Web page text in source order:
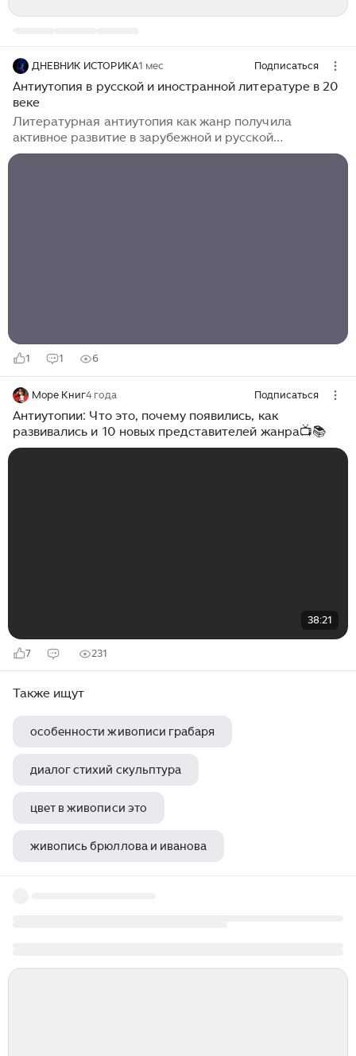
ДНЕВНИК ИСТОРИКА1 мес Подписаться
Антиутопия в русской и иностранной литературе в 20
веке
Литературная антиутопия как жанр получила
активное развитие в зарубежной и русской
литературе ХХ века. Это связано с изменениями
1 1 6
Море Книг4 года Подписаться
Антиутопии: Что это, почему появились, как
развивались и 10 новых представителей жанра📺📚
38:21
7 231
Также ищут
особенности живописи грабаря
диалог стихий скульптура
цвет в живописи это
живопись брюллова и иванова